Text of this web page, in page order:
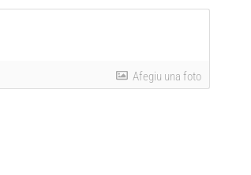
Afegiu una foto